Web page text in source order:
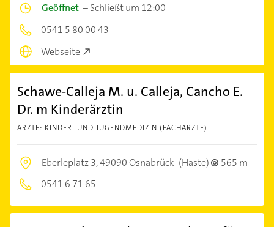
Geöffnet –Schließt um 12:00
0541 5 80 00 43
Webseite
Schawe-Calleja M. u. Calleja, Cancho E.
Dr. m Kinderärztin
ÄRZTE: KINDER- UND JUGENDMEDIZIN (FACHÄRZTE)
Eberleplatz 3,49090 Osnabrück (Haste)
565 m
0541 6 71 65